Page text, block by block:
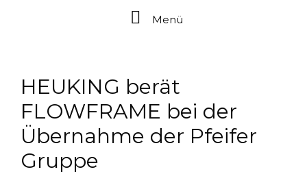
Menü
HEUKING berät
FLOWFRAME bei der
Übernahme der Pfeifer
Gruppe